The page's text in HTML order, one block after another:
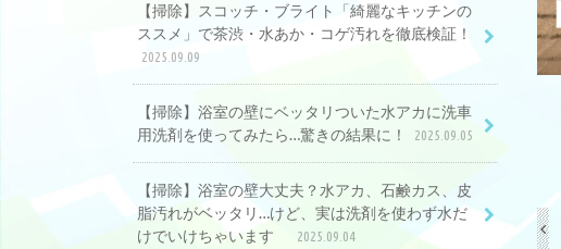
【掃除】スコッチ・ブライト「綺麗なキッチンの
ススメ」で茶渋・水あか・コゲ汚れを徹底検証！
2025.09.09
【掃除】浴室の壁にベッタリついた水アカに洗車
用洗剤を使ってみたら…驚きの結果に！
2025.09.05
【掃除】浴室の壁大丈夫？水アカ、石鹸カス、皮
脂汚れがベッタリ…けど、実は洗剤を使わず水だ
けでいけちゃいます
2025.09.04